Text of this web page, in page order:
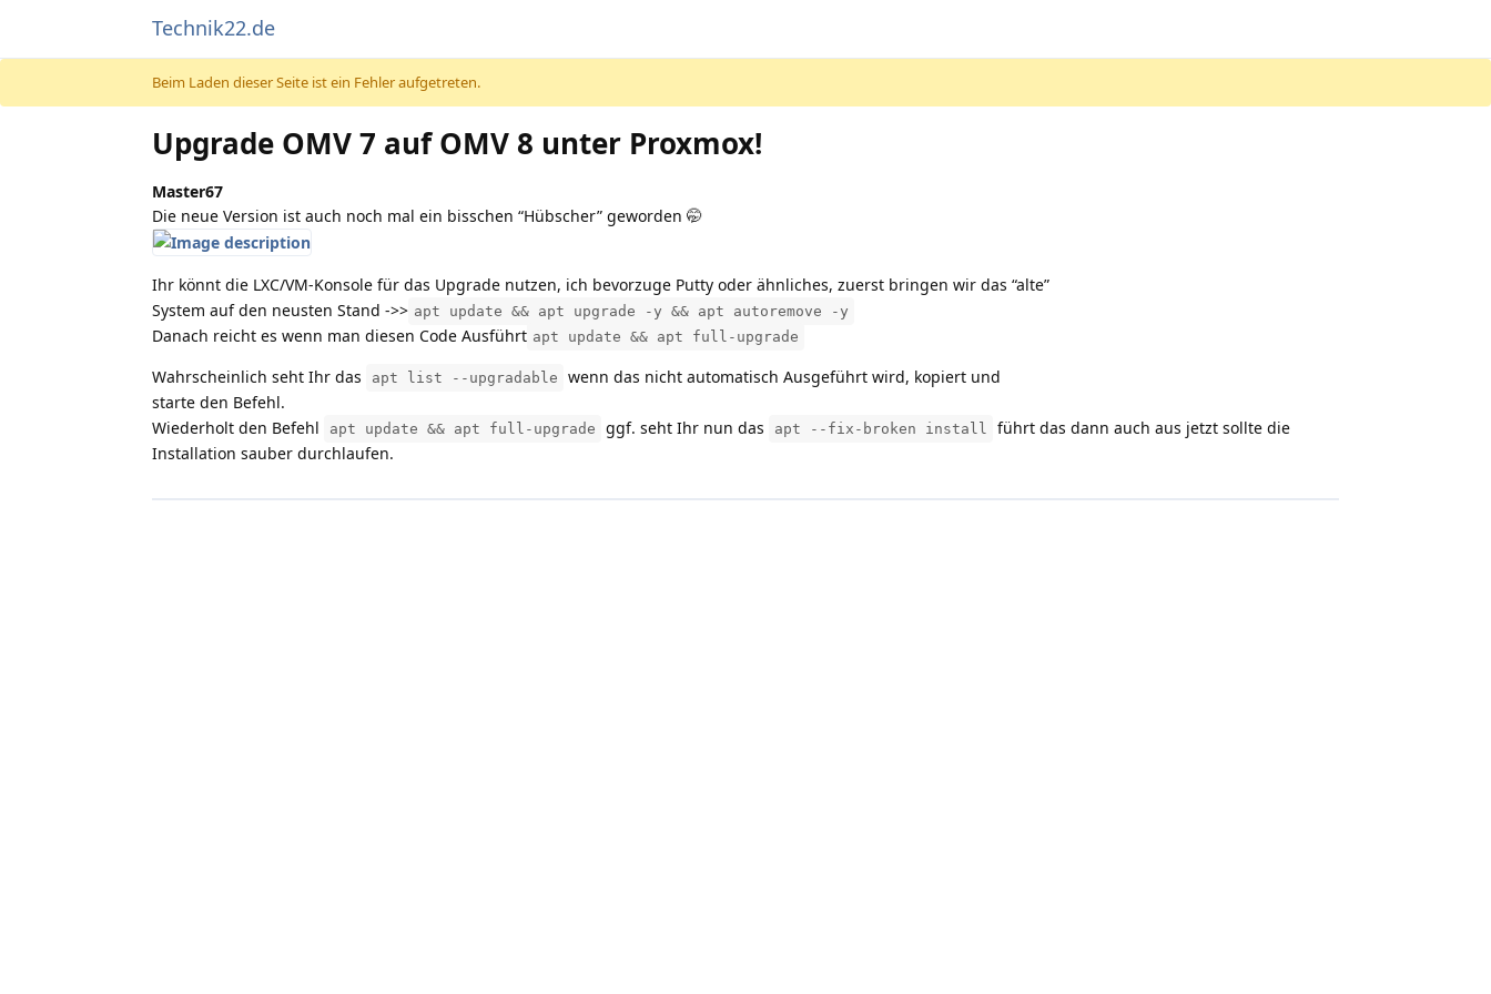
Technik22.de
Beim Laden dieser Seite ist ein Fehler aufgetreten.
Upgrade OMV 7 auf OMV 8 unter Proxmox!
Master67
Die neue Version ist auch noch mal ein bisschen “Hübscher” geworden 🤭
Ihr könnt die LXC/VM-Konsole für das Upgrade nutzen, ich bevorzuge Putty oder ähnliches, zuerst bringen wir das “alte”
System auf den neusten Stand ->> apt update && apt upgrade -y && apt autoremove -y
Danach reicht es wenn man diesen Code Ausführt apt update && apt full-upgrade
Wahrscheinlich seht Ihr das apt list --upgradable
wenn das nicht automatisch Ausgeführt wird, kopiert und
starte den Befehl.
Wiederholt den Befehl
apt update && apt full-upgrade ggf. seht Ihr nun das apt --fix-broken install
führt das dann auch aus jetzt sollte die
Installation sauber durchlaufen.